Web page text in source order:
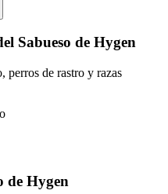
Sabueso de Hygen
perros de rastro y razas
de Hygen